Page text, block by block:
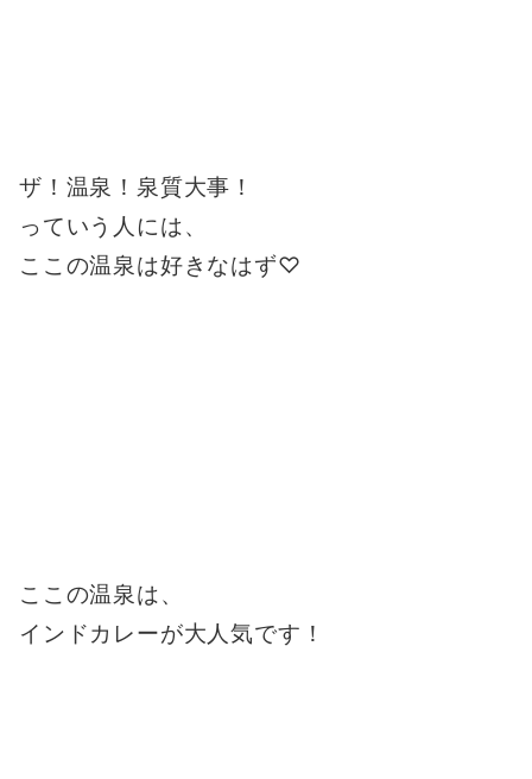
ザ！温泉！泉質大事！
っていう人には、
ここの温泉は好きなはず♡
ここの温泉は、
インドカレーが大人気です！